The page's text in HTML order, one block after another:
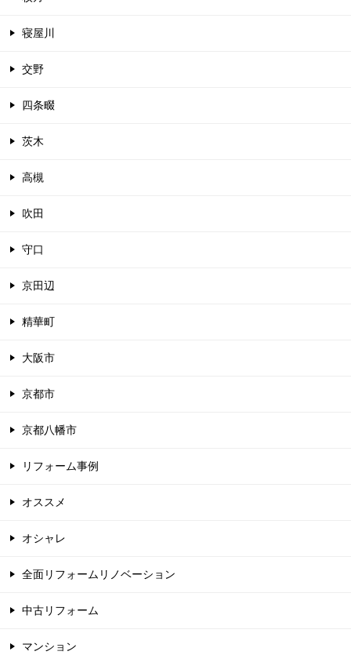
寝屋川
交野
四条畷
茨木
高槻
吹田
守口
京田辺
精華町
大阪市
京都市
京都八幡市
リフォーム事例
オススメ
オシャレ
全面リフォームリノベーション
中古リフォーム
マンション